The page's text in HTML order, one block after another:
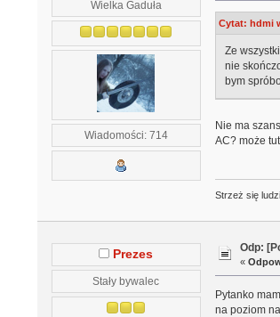
Wielka Gaduła
Wiadomości: 714
Cytat: hdmi
Ze
nie
bym
Nie ma
AC? może
Strzeż się
Prezes
Stały bywalec
Odp:
«
Pytanko
na poziom